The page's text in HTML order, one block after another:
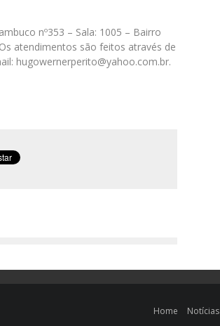
nº353 – Sala: 1005 – Bairro
atendimentos são feitos através de
hugowernerperito@yahoo.com.br.
Home Notícias